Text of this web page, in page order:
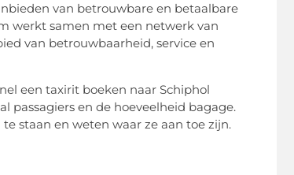
van betrouwbare en betaalbare
werkt samen met een netwerk van
van betrouwbaarheid, service en
een taxirit boeken naar Schiphol
passagiers en de hoeveelheid bagage.
staan en weten waar ze aan toe zijn.